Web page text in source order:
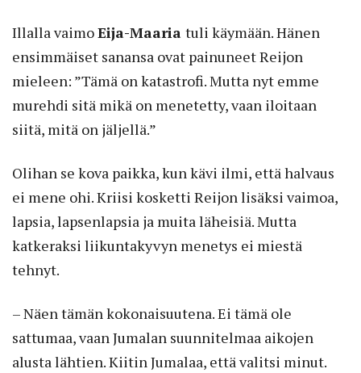
Illalla vaimoEija-Maaria tuli käymään. Hänen
ensimmäiset sanansa ovat painuneet Reijon
mieleen: ”Tämä on katastrofi. Mutta nyt emme
murehdi sitä mikä on menetetty, vaan iloitaan
siitä, mitä on jäljellä.”
Olihan se kova paikka, kun kävi ilmi, että halvaus
ei mene ohi. Kriisi kosketti Reijon lisäksi vaimoa,
lapsia, lapsenlapsia ja muita läheisiä. Mutta
katkeraksi liikuntakyvyn menetys ei miestä
tehnyt.
– Näen tämän kokonaisuutena. Ei tämä ole
sattumaa, vaan Jumalan suunnitelmaa aikojen
alusta lähtien. Kiitin Jumalaa, että valitsi minut.